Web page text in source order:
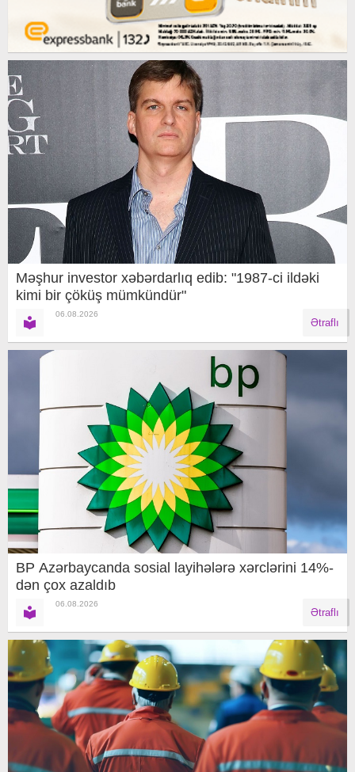
Məşhur investor xəbərdarlıq edib: "1987-ci ildəki
kimi bir çöküş mümkündür"
06.08.2026
Ətraflı
BP Azərbaycanda sosial layihələrə xərclərini 14%-
dən çox azaldıb
06.08.2026
Ətraflı